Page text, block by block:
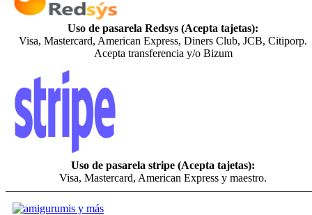
Uso de pasarela Redsys (Acepta tajetas):
Visa, Mastercard, American Express, Diners Club, JCB, Citiporp.
Acepta transferencia y/o Bizum
Uso de pasarela stripe (Acepta tajetas):
Visa, Mastercard, American Express y maestro.